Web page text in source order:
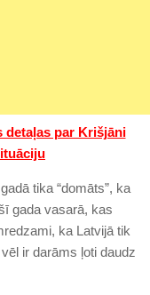
detaļas par Krišjāni
tika “domāts”, ka
gada vasarā, kas
ka Latvijā tik
ir darāms ļoti daudz